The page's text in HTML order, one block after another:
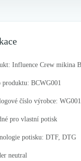
Influence Crew mikina
produktu: BCWG001
číslo výrobce: WG001
pro vlastní potisk
potisku: DTF, DTG
neutral